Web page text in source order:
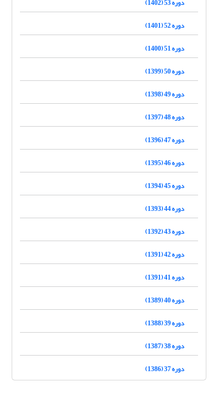
دوره 52 (1401)
دوره 51 (1400)
دوره 50 (1399)
دوره 49 (1398)
دوره 48 (1397)
دوره 47 (1396)
دوره 46 (1395)
دوره 45 (1394)
دوره 44 (1393)
دوره 43 (1392)
دوره 42 (1391)
دوره 41 (1391)
دوره 40 (1389)
دوره 39 (1388)
دوره 38 (1387)
دوره 37 (1386)